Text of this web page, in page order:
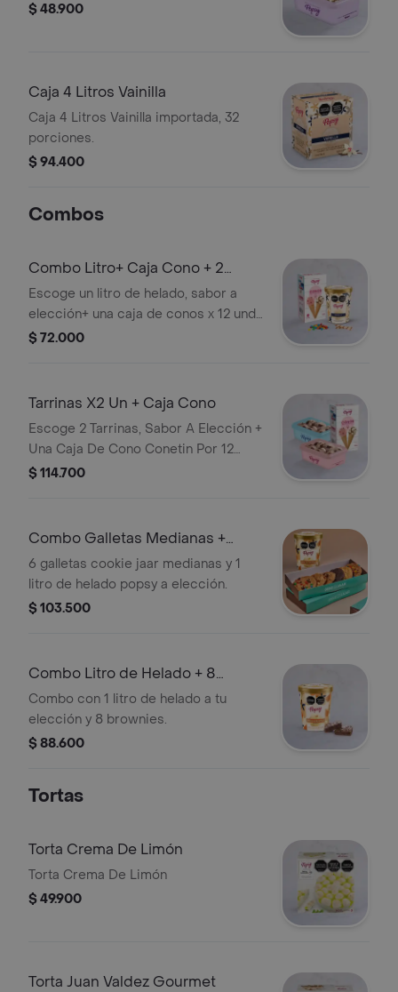
$ 48.900
Caja 4 Litros Vainilla
Caja 4 Litros Vainilla importada, 32
porciones.
$ 94.400
Combos
Combo Litro+ Caja Cono + 2
Toppings
Escoge un litro de helado, sabor a
elección+ una caja de conos x 12 und
y 2 topping a elección del cliente.
$ 72.000
Tarrinas X2 Un + Caja Cono
Escoge 2 Tarrinas, Sabor A Elección +
Una Caja De Cono Conetin Por 12
Und.
$ 114.700
Combo Galletas Medianas +
Helado
6 galletas cookie jaar medianas y 1
litro de helado popsy a elección.
$ 103.500
Combo Litro de Helado + 8
Brownies
Combo con 1 litro de helado a tu
elección y 8 brownies.
$ 88.600
Tortas
Torta Crema De Limón
Torta Crema De Limón
$ 49.900
Torta Juan Valdez Gourmet